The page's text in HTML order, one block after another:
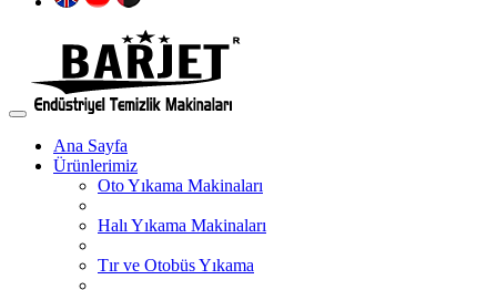
Ana Sayfa
Ürünlerimiz
Oto Yıkama Makinaları
Halı Yıkama Makinaları
Tır ve Otobüs Yıkama